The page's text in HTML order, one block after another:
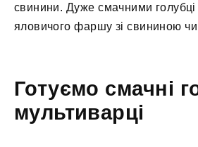
свинини. Дуже смачними голубці
яловичого фаршу зі свининою
Готуємо смачні
мультиварці